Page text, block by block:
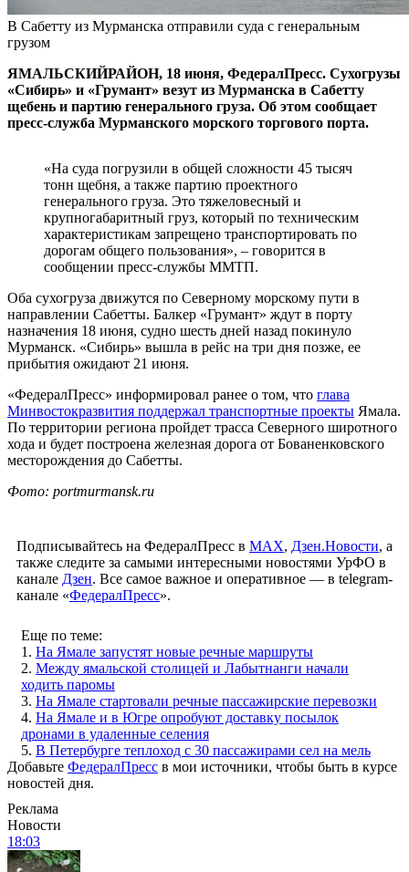
В Сабетту из Мурманска отправили суда с генеральным
грузом
ЯМАЛЬСКИЙРАЙОН, 18 июня, ФедералПресс. Сухогрузы
«Сибирь» и «Грумант» везут из Мурманска в Сабетту
щебень и партию генерального груза. Об этом сообщает
пресс-служба Мурманского морского торгового порта.
«На суда погрузили в общей сложности 45 тысяч
тонн щебня, а также партию проектного
генерального груза. Это тяжеловесный и
крупногабаритный груз, который по техническим
характеристикам запрещено транспортировать по
дорогам общего пользования», – говорится в
сообщении пресс-службы ММТП.
Оба сухогруза движутся по Северному морскому пути в
направлении Сабетты. Балкер «Грумант» ждут в порту
назначения 18 июня, судно шесть дней назад покинуло
Мурманск. «Сибирь» вышла в рейс на три дня позже, ее
прибытия ожидают 21 июня.
«ФедералПресс» информировал ранее о том, что глава
Минвостокразвития поддержал транспортные проекты Ямала.
По территории региона пройдет трасса Северного широтного
хода и будет построена железная дорога от Бованенковского
месторождения до Сабетты.
Фото: portmurmansk.ru
Подписывайтесь на ФедералПресс в МАХ, Дзен.Новости, а
также следите за самыми интересными новостями УрФО в
канале Дзен. Все самое важное и оперативное — в telegram-
канале «ФедералПресс».
Еще по теме:
1. На Ямале запустят новые речные маршруты
2. Между ямальской столицей и Лабытнанги начали
ходить паромы
3. На Ямале стартовали речные пассажирские перевозки
4. На Ямале и в Югре опробуют доставку посылок
дронами в удаленные селения
5. В Петербурге теплоход с 30 пассажирами сел на мель
Добавьте ФедералПресс в мои источники, чтобы быть в курсе
новостей дня.
Реклама
Новости
18:03